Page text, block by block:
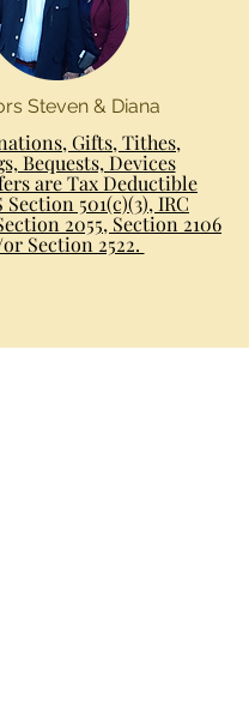
Steven & Diana
Gifts, Tithes,
Bequests, Devices
are Tax Deductible
Section 501(c)(3), IRC
2055, Section 2106
Section 2522.